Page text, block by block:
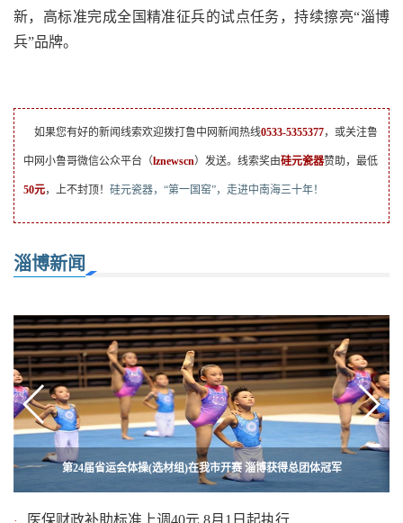
新，高标准完成全国精准征兵的试点任务，持续擦亮“淄博
兵”品牌。
如果您有好的新闻线索欢迎拨打鲁中网新闻热线0533-5355377，或关注鲁
中网小鲁哥微信公众平台（lznewscn）发送。线索奖由硅元瓷器赞助，最低
50元，上不封顶！ 硅元瓷器，“第一国窑”，走进中南海三十年！
淄博新闻
临淄凤凰：农田凌晨遭人为破坏 牵出土地承包权纷争
第24届省运会体操(选材组)在我市开赛 淄博获得总团体冠军
医保财政补助标准上调40元 8月1日起执行